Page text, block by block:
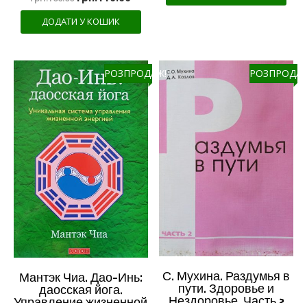
ДОДАТИ У КОШИК
РОЗПРОДАЖ!
Мантэк Чиа. Дао-Инь:
даосская йога.
С. Мухина. Раздумья в
пути. Здоровье и